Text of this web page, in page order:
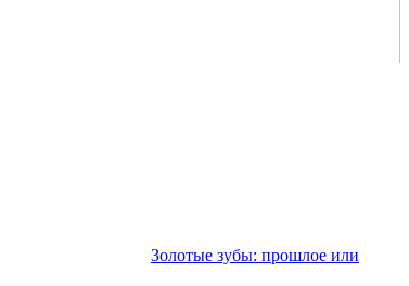
Золотые зубы: прошлое или